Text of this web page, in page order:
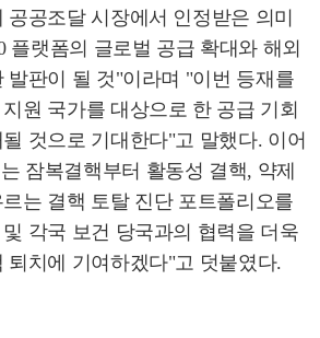
공조달 시장에서 인정받은 의미
플랫폼의 글로벌 공급 확대와 해외
발판이 될 것"이라며 "이번 등재를
원 국가를 대상으로 한 공급 기회
것으로 기대한다"고 말했다. 이어
잠복결핵부터 활동성 결핵, 약제
는 결핵 토탈 진단 포트폴리오를
각국 보건 당국과의 협력을 더욱
퇴치에 기여하겠다"고 덧붙였다.